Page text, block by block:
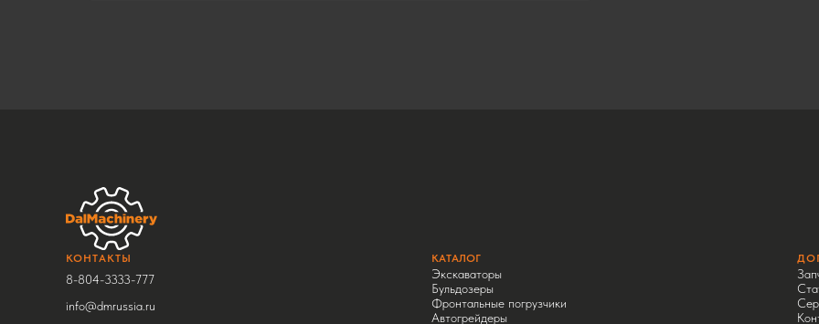
КОНТАКТЫ
8-804-3333-777
info@dmrussia.ru
КАТАЛОГ
Экскаваторы
Бульдозеры
Фронтальные погрузчики
Автогрейдеры